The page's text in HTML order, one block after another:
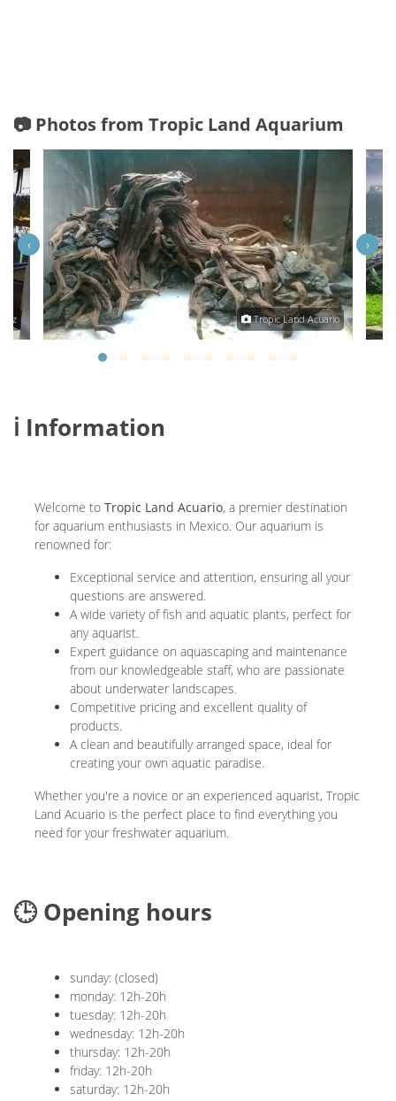
📷 Photos from Tropic Land Aquarium
Tropic Land Acuario
‹ ›
ℹ️ Information
Welcome to Tropic Land Acuario, a premier destination
for aquarium enthusiasts in Mexico. Our aquarium is
renowned for:
Exceptional service and attention, ensuring all your
questions are answered.
A wide variety of fish and aquatic plants, perfect for
any aquarist.
Expert guidance on aquascaping and maintenance
from our knowledgeable staff, who are passionate
about underwater landscapes.
Competitive pricing and excellent quality of
products.
A clean and beautifully arranged space, ideal for
creating your own aquatic paradise.
Whether you're a novice or an experienced aquarist, Tropic
Land Acuario is the perfect place to find everything you
need for your freshwater aquarium.
🕒 Opening hours
sunday: (closed)
monday: 12h-20h
tuesday: 12h-20h
wednesday: 12h-20h
thursday: 12h-20h
friday: 12h-20h
saturday: 12h-20h